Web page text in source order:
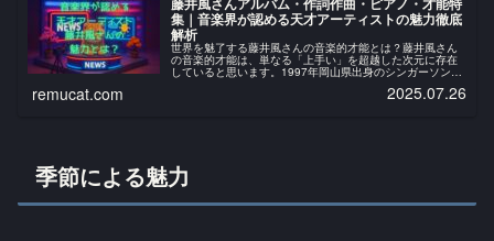
集｜音楽界が認める天才アーティストの魅力徹底
解析
世界を魅了する藤井風さんの音楽的才能とは？藤井風さん
の音楽的才能は、単なる「上手い」を超越した次元に存在
していると思います。1997年岡山県出身のシンガーソング
remucat.com 2025.07.26
季節による魅力